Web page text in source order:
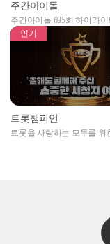
주간아이돌
주간아이돌 695회 하이라
자아이돌편 예고
인기
트롯챔피언
트롯을 사랑하는 모두를 위